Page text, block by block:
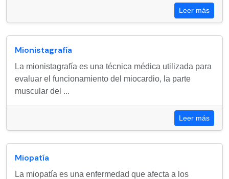
Leer más
Mionistagrafía
La mionistagrafía es una técnica médica utilizada para
evaluar el funcionamiento del miocardio, la parte
muscular del ...
Leer más
Miopatía
La miopatía es una enfermedad que afecta a los